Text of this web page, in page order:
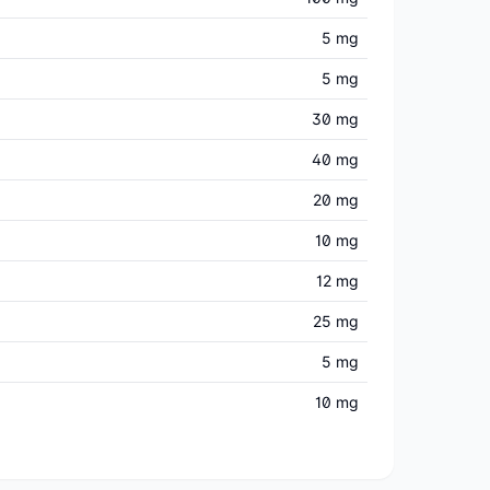
5 mg
5 mg
30 mg
40 mg
20 mg
10 mg
12 mg
25 mg
5 mg
10 mg